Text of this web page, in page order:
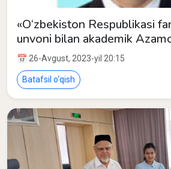
«O‘zbekiston Respublikasi
unvoni bilan akademik Azamov Abdulla -
O‘zbekiston Respublikasi
akademiyasining Matematika
laboratoriya mudiri
📅 26-Avgust, 2023-yil 20:15
Batafsil o‘qish